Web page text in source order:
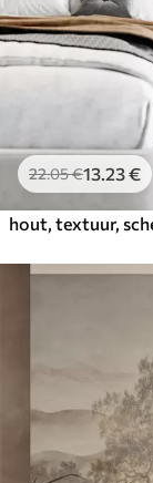
22.05€13 .23€